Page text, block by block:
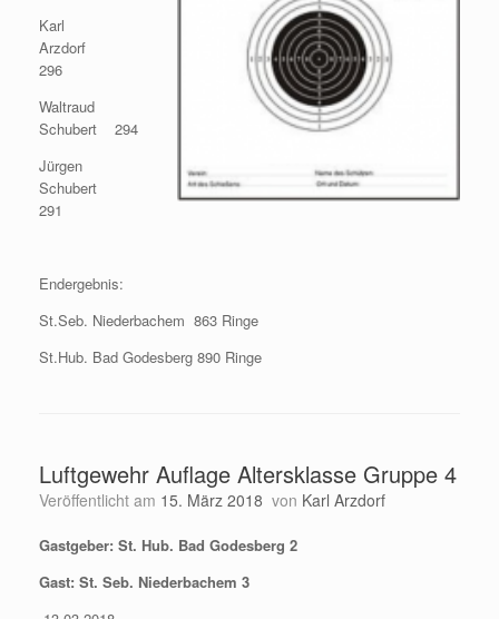
Karl
Arzdorf
296
Waltraud
Schubert 294
Jürgen
Schubert
291
Endergebnis:
St.Seb. Niederbachem 863 Ringe
St.Hub. Bad Godesberg 890 Ringe
Luftgewehr Auflage Altersklasse Gruppe 4
Veröffentlicht am 15. März 2018 von Karl Arzdorf
Gastgeber: St. Hub. Bad Godesberg 2
Gast: St. Seb. Niederbachem 3